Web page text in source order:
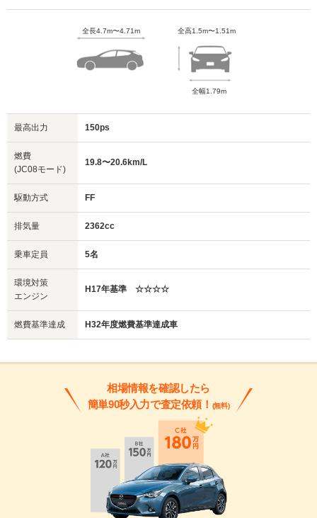
全長4.7m〜4.71m 全高1.5m〜1.51m
全幅1.79m
最高出力 150ps
燃費
(JC08モード)
19.8〜20.6km/L
駆動方式 FF
排気量 2362cc
乗車定員 5名
環境対策
エンジン
H17年基準 ☆☆☆☆
燃費基準達成 H32年度燃費基準達成車
相場情報を確認したら
簡単90秒入力で査定依頼！ (無料)